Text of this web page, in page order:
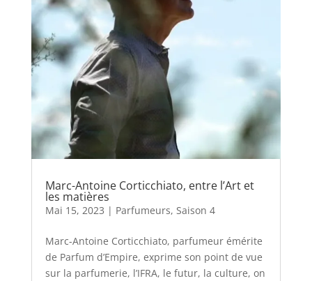
Marc-Antoine Corticchiato, entre l’Art et
les matières
Mai 15, 2023 | Parfumeurs, Saison 4
Marc-Antoine Corticchiato, parfumeur émérite
de Parfum d’Empire, exprime son point de vue
sur la parfumerie, l’IFRA, le futur, la culture, on